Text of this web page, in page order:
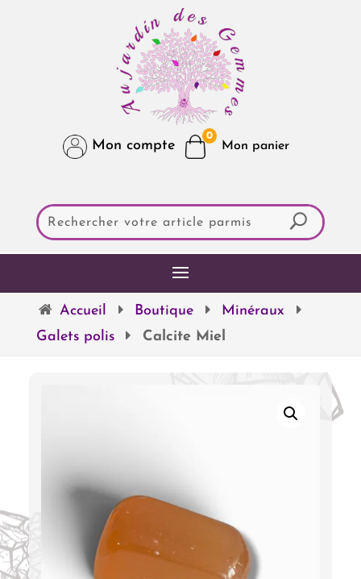
Mon compte
0
Accueil Boutique
Minéraux
Galets polis
Calcite Miel